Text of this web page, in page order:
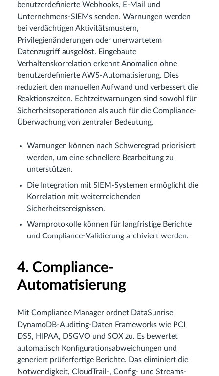
benutzerdefinierte Webhooks, E-Mail und
Unternehmens-SIEMs senden. Warnungen werden
bei verdächtigen Aktivitätsmustern,
Privilegienänderungen oder unerwartetem
Datenzugriff ausgelöst. Eingebaute
Verhaltenskorrelation erkennt Anomalien ohne
benutzerdefinierte AWS-Automatisierung. Dies
reduziert den manuellen Aufwand und verbessert die
Reaktionszeiten. Echtzeitwarnungen sind sowohl für
Sicherheitsoperationen als auch für die Compliance-
Überwachung von zentraler Bedeutung.
Warnungen können nach Schweregrad priorisiert
werden, um eine schnellere Bearbeitung zu
unterstützen.
Die Integration mit SIEM-Systemen ermöglicht die
Korrelation mit weiterreichenden
Sicherheitsereignissen.
Warnprotokolle können für langfristige Berichte
und Compliance-Validierung archiviert werden.
4. Compliance-
Automatisierung
Mit Compliance Manager ordnet DataSunrise
DynamoDB-Auditing-Daten Frameworks wie PCI
DSS, HIPAA, DSGVO und SOX zu. Es bewertet
automatisch Konfigurationsabweichungen und
generiert prüferfertige Berichte. Das eliminiert die
Notwendigkeit, CloudTrail-, Config- und Streams-